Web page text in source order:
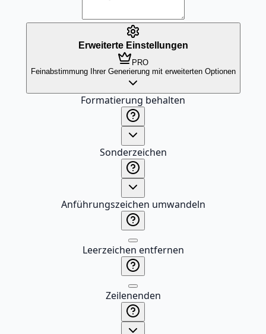
Erweiterte Einstellungen
PRO
Feinabstimmung Ihrer Generierung mit erweiterten Optionen
Formatierung behalten
Sonderzeichen
Anführungszeichen umwandeln
Leerzeichen entfernen
Zeilenenden